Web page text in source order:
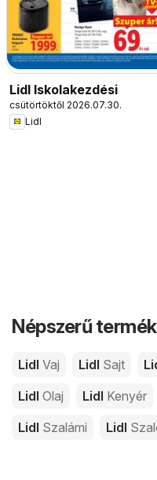
Lidl Iskolakezdési
csütörtöktől 2026.07.30.
Lidl
Népszerű
Lidl Vaj Lidl Sajt
Lidl Olaj Lidl Kenyér
Lidl Szalámi Lidl